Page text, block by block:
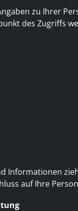
zu Ihrer
des Zugriffs
Informationen
auf Ihre